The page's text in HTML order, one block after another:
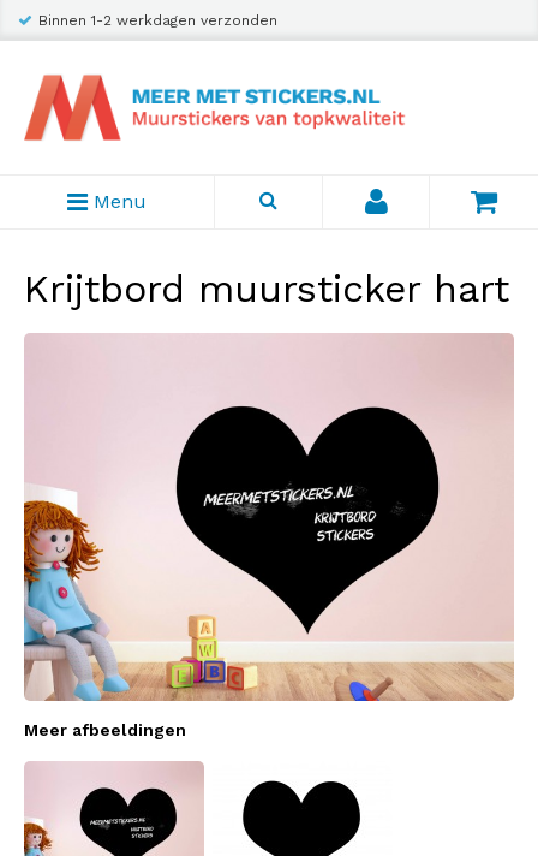
Binnen 1-2 werkdagen verzonden
Menu
Krijtbord muursticker hart
Meer afbeeldingen